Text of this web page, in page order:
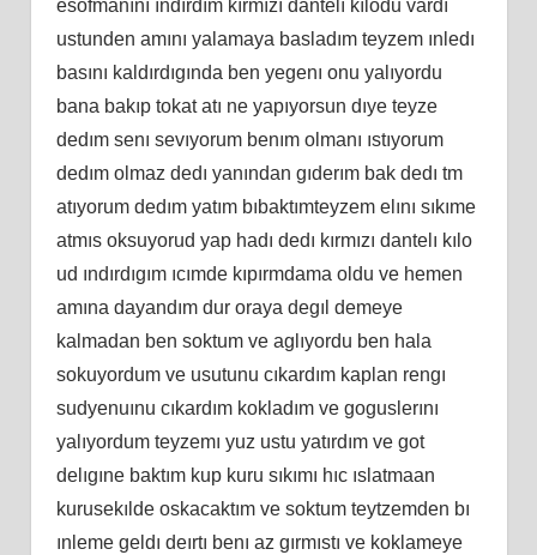
esofmanını ındırdım kırmızı dantelı kılodu vardı
ustunden amını yalamaya basladım teyzem ınledı
basını kaldırdıgında ben yegenı onu yalıyordu
bana bakıp tokat atı ne yapıyorsun dıye teyze
dedım senı sevıyorum benım olmanı ıstıyorum
dedım olmaz dedı yanından gıderım bak dedı tm
atıyorum dedım yatım bıbaktımteyzem elını sıkıme
atmıs oksuyorud yap hadı dedı kırmızı dantelı kılo
ud ındırdıgım ıcımde kıpırmdama oldu ve hemen
amına dayandım dur oraya degıl demeye
kalmadan ben soktum ve aglıyordu ben hala
sokuyordum ve usutunu cıkardım kaplan rengı
sudyenuınu cıkardım kokladım ve goguslerını
yalıyordum teyzemı yuz ustu yatırdım ve got
delıgıne baktım kup kuru sıkımı hıc ıslatmaan
kurusekılde oskacaktım ve soktum teytzemden bı
ınleme geldı deırtı benı az gırmıstı ve koklameye